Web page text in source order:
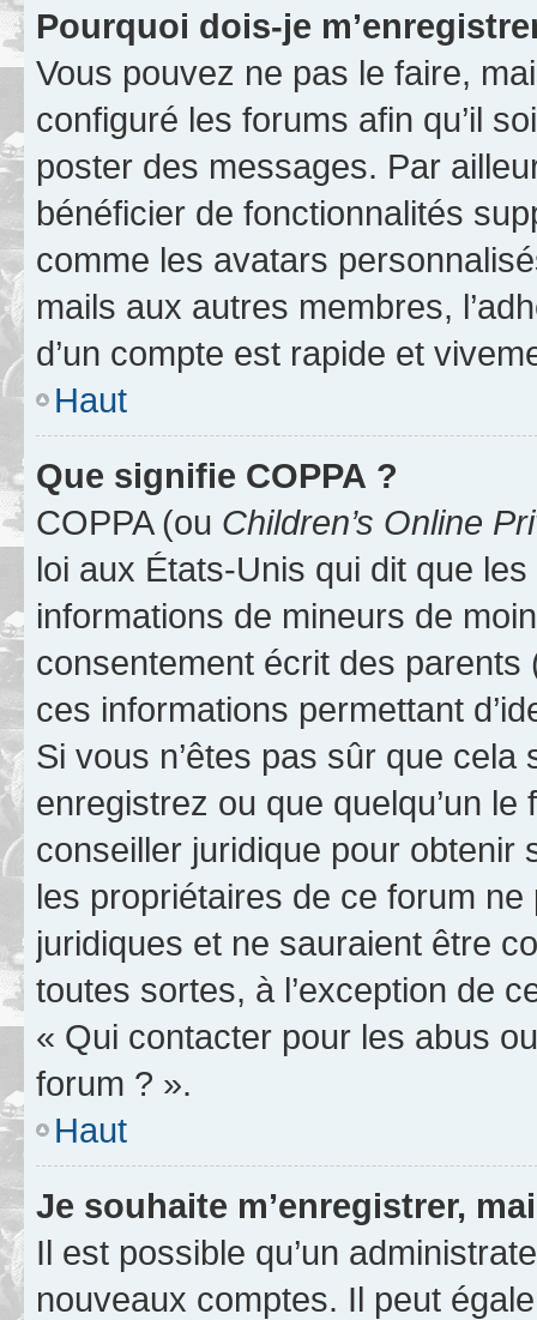
Pourquoi dois-je
Vous pouvez ne pas le faire,
configuré les forums afin qu’il
poster des messages. Par
bénéficier de fonctionnalités
comme les avatars
mails aux autres membres,
d’un compte est rapide et
Haut
Que signifie COPPA ?
COPPA (ou Children’s Online
loi aux États-Unis qui dit que
informations de mineurs de
consentement écrit des parents
ces informations permettant
Si vous n’êtes pas sûr que
enregistrez ou que quelqu’un
conseiller juridique pour obtenir
les propriétaires de ce forum
juridiques et ne sauraient être
toutes sortes, à l’exception de
« Qui contacter pour les abus
forum ? ».
Haut
Je souhaite m’enregistrer,
Il est possible qu’un
nouveaux comptes. Il peut